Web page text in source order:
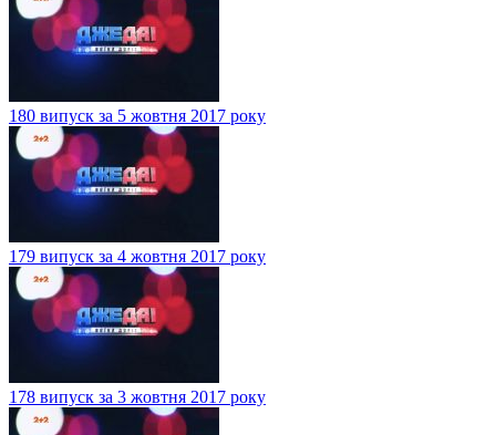
180 випуск за 5 жовтня 2017 року
179 випуск за 4 жовтня 2017 року
178 випуск за 3 жовтня 2017 року